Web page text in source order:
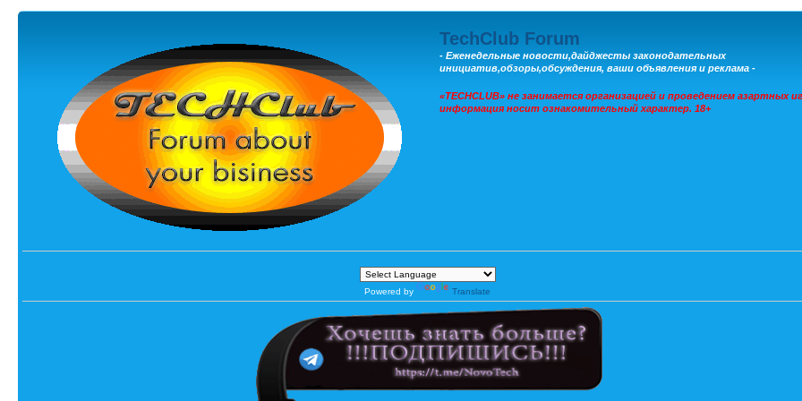
TechClub Forum
- Еженедельные новости,дайджесты законодательных
инициатив,обзоры,обсуждения, ваши объявления и реклама -
«TECHCLUB» не занимается организацией и проведением азартных
информация носит ознакомительный характер. 18+
Powered by Translate